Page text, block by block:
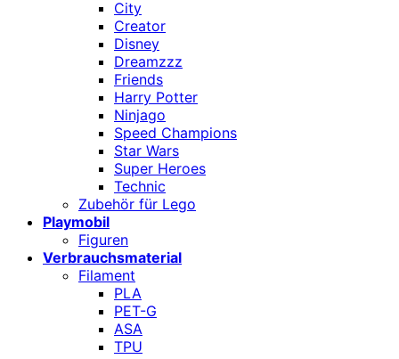
City
Creator
Disney
Dreamzzz
Friends
Harry Potter
Ninjago
Speed Champions
Star Wars
Super Heroes
Technic
Zubehör für Lego
Playmobil
Figuren
Verbrauchsmaterial
Filament
PLA
PET-G
ASA
TPU